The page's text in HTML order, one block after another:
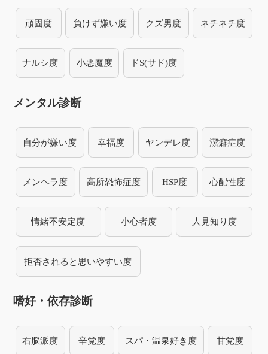
頑固度 負けず嫌い度 クズ男度 ネチネチ度
ナルシ度 小悪魔度 ドS(サド)度
メンタル診断
自分が嫌い度 幸福度 ヤンデレ度 潔癖症度
メンヘラ度 高所恐怖症度 HSP度 心配性度
情緒不安定度 小心者度 人見知り度
拒否されると思いやすい度
嗜好・依存診断
右脳派度 辛党度 スパ・温泉好き度 甘党度